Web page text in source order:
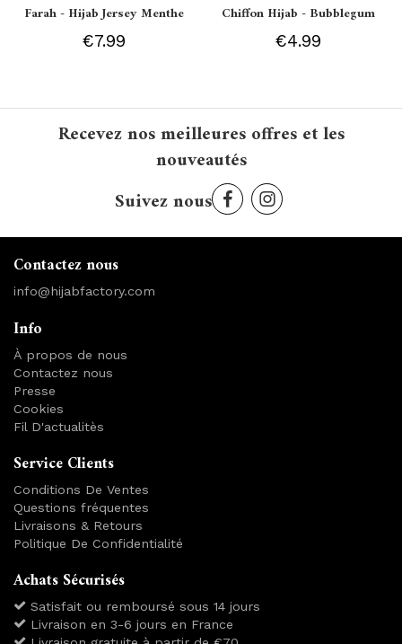
Farah - Hijab Jersey Menthe
€7.99
Chiffon Hijab - Bubblegum
€4.99
Recevez nos meilleures offres et les
nouveautés
Suivez nous
Contactez nous
info@hijabfactory.com
Info
À propos de nous
Contactez nous
Presse
Cookies
Fil D'actualitès
Service Clients
Conditions De Ventes
Questions fréquentes
Livraisons & Retours
Politique De Confidentialité
Achats Sécurisés
Satisfait ou remboursé sous 14 jours
Livraison en 3-6 jours en France